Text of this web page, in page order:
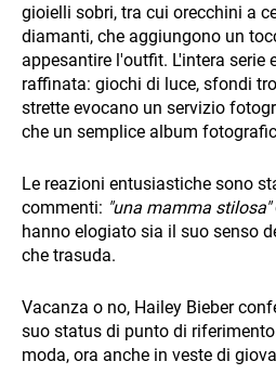
gioielli sobri, tra cui orecchini a
diamanti, che aggiungono un
appesantire l'outfit. L'intera serie
raffinata: giochi di luce, sfondi
strette evocano un servizio
che un semplice album
Le reazioni entusiastiche sono
commenti: "una mamma stilosa"
hanno elogiato sia il suo senso
che trasuda.
Vacanza o no, Hailey Bieber
suo status di punto di
moda, ora anche in veste di